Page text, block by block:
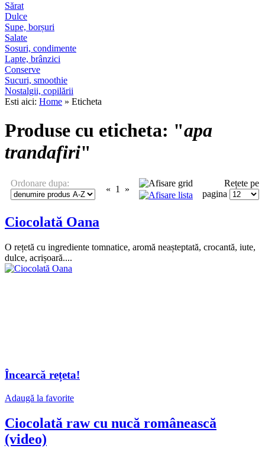
Sărat
Dulce
Supe, borșuri
Salate
Sosuri, condimente
Lapte, brânzici
Conserve
Sucuri, smoothie
Nostalgii, copilării
Esti aici: Home » Eticheta
Produse cu eticheta: "apa
trandafiri"
Ordonare dupa:
« 1 »
Rețete pe
pagina
Ciocolată Oana
O rețetă cu ingrediente tomnatice, aromă neașteptată, crocantă, iute,
dulce, acrișoară....
Încearcă rețeta!
Adaugă la favorite
Ciocolată raw cu nucă românească
(video)